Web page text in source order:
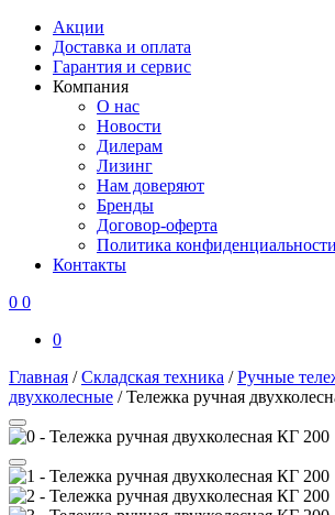
Акции
Доставка и оплата
Гарантия и сервис
Компания
О нас
Новости
Дилерам
Лизинг
Нам доверяют
Бренды
Договор-оферта
Политика конфиденциальности
Контакты
0 0
0
Главная /Складская техника /Ручные
двухколесные /Тележка ручная